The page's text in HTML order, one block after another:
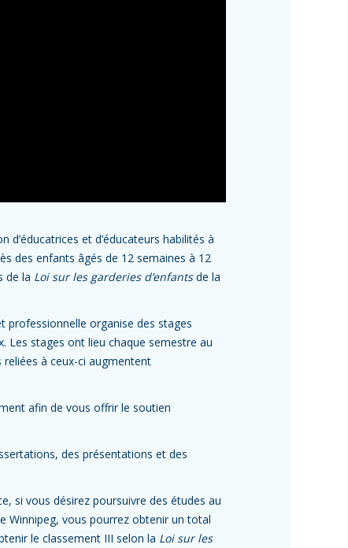
et d’éducateurs habilités à
des enfants âgés de 12 semaines à 12
de la Loi sur les garderies d’enfantsde la
professionnelle organise des stages
Les stages ont lieu chaque semestre au
à ceux-ci augmentent
afin de vous offrir le soutien
des présentations et des
si vous désirez poursuivre des études au
Winnipeg, vous pourrez obtenir un total
le classement III selon la Loi sur les